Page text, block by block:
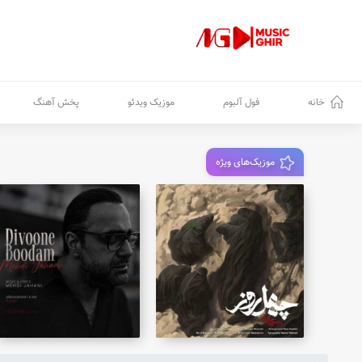
خانه فول آلبوم موزیک ویدئو پخش آهنگ
موزیک‌های ویژه